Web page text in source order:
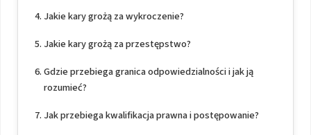
Jakie kary grożą za wykroczenie?
Jakie kary grożą za przestępstwo?
Gdzie przebiega granica odpowiedzialności i jak ją
rozumieć?
Jak przebiega kwalifikacja prawna i postępowanie?